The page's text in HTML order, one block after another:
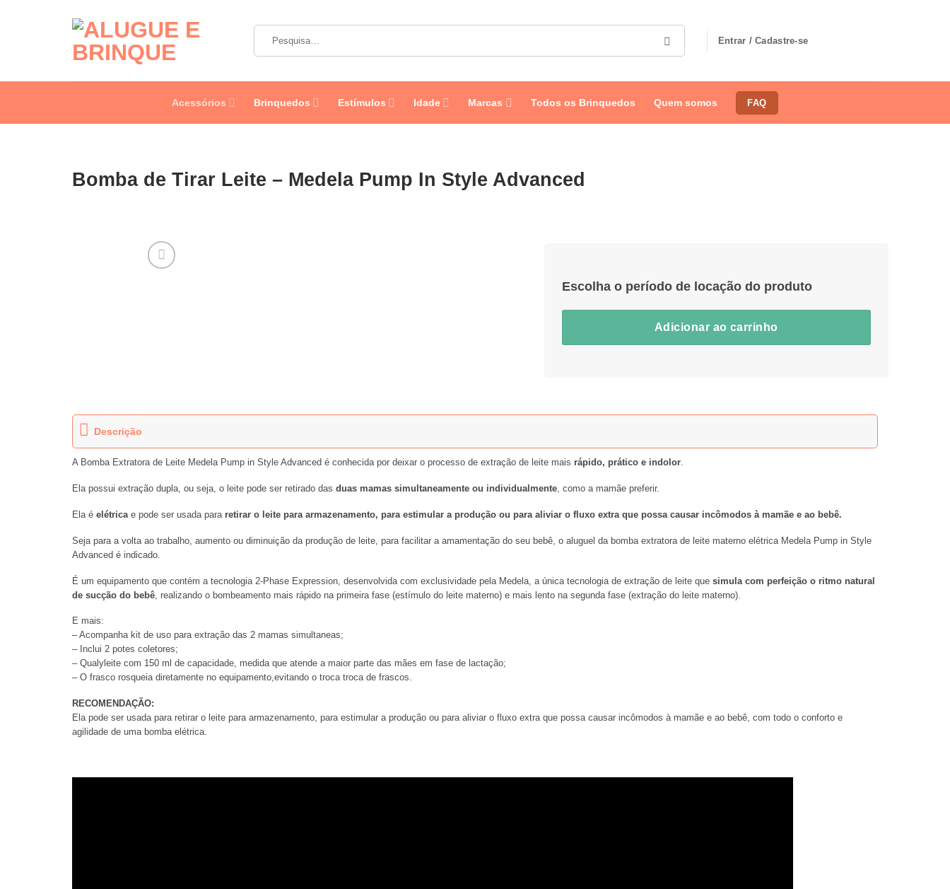
Entrar / Cadastre-se
Acessórios Brinquedos Estímulos Idade Marcas Todos os Brinquedos Quem somos FAQ
Bomba de Tirar Leite – Medela Pump In Style Advanced
Adicionar ao carrinho
Descrição
A Bomba Extratora de Leite Medela Pump in Style Advanced é conhecida por deixar o processo de extração de leite mais rápido, prático e indolor
Ela possui extração dupla, ou seja, o leite pode ser retirado das duas mamas simultaneamente ou individualmente , como a mamãe preferir.
Ela é elétrica e pode ser usada para retirar o leite para armazenamento, para estimular a produção ou para aliviar o fluxo extra que possa causar incômodos à mamãe e ao bebê.
Seja para a volta ao trabalho, aumento ou diminuição da produção de leite, para facilitar a amamentação do seu bebê, o aluguel da bomba extratora de leite materno elétrica Medela Pump in Style
Advanced é indicado.
É um equipamento que contém a tecnologia 2-Phase Expression, desenvolvida com exclusividade pela Medela, a única tecnologia de extração de leite que simula com perfeição o ritmo natural
de sucção do bebê , realizando o bombeamento mais rápido na primeira fase (estímulo do leite materno) e mais lento na segunda fase (extração do leite materno).
E mais:
– Acompanha kit de uso para extração das 2 mamas simultaneas;
– Inclui 2 potes coletores;
– Qualyleite com 150 ml de capacidade, medida que atende a maior parte das mães em fase de lactação;
– O frasco rosqueia diretamente no equipamento,evitando o troca troca de frascos.
RECOMENDAÇÃO:
Ela pode ser usada para retirar o leite para armazenamento, para estimular a produção ou para aliviar o fluxo extra que possa causar incômodos à mamãe e ao bebê, com todo o conforto e
agilidade de uma bomba elétrica.